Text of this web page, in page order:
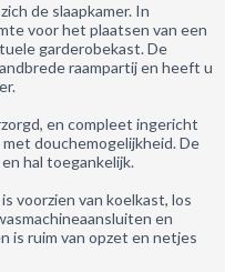
de slaapkamer. In
voor het plaatsen van een
garderobekast. De
raampartij en heeft u
en compleet ingericht
douchemogelijkheid. De
hal toegankelijk.
voorzien van koelkast, los
en
is ruim van opzet en netjes